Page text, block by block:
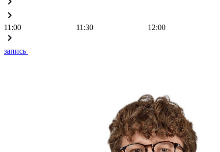
11:00 11:30 12:00
запись